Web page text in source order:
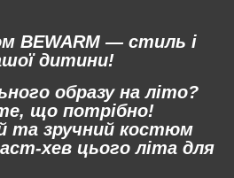
BEWARM — стиль і
дитини!
образу на літо?
що потрібно!
та зручний костюм
хев цього літа для